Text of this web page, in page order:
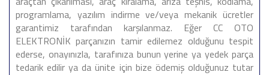
programlama, yazılım indirme ve/veya mekanik ücretler
garantimiz tarafından karşılanmaz. Eğer CC OTO
ELEKTRONİK parçanızın tamir edilemez olduğunu tespit
ederse, onayınızla, tarafınıza bunun yerine ya yedek parça
tedarik edilir ya da ünite için bize ödemiş olduğunuz tutar